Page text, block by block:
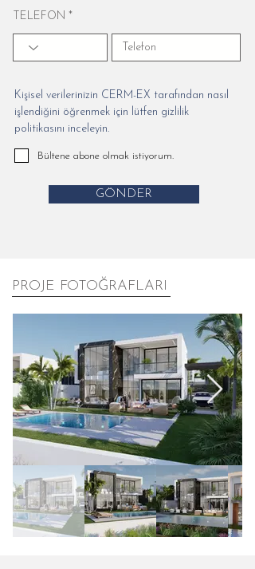
TELEFON
Kişisel verilerinizin CERM-EX tarafından nasıl
işlendiğini öğrenmek için lütfen gizlilik
politikasını inceleyin.
Bültene abone olmak istiyorum.
GÖNDER
PROJE FOTOĞRAFLARI